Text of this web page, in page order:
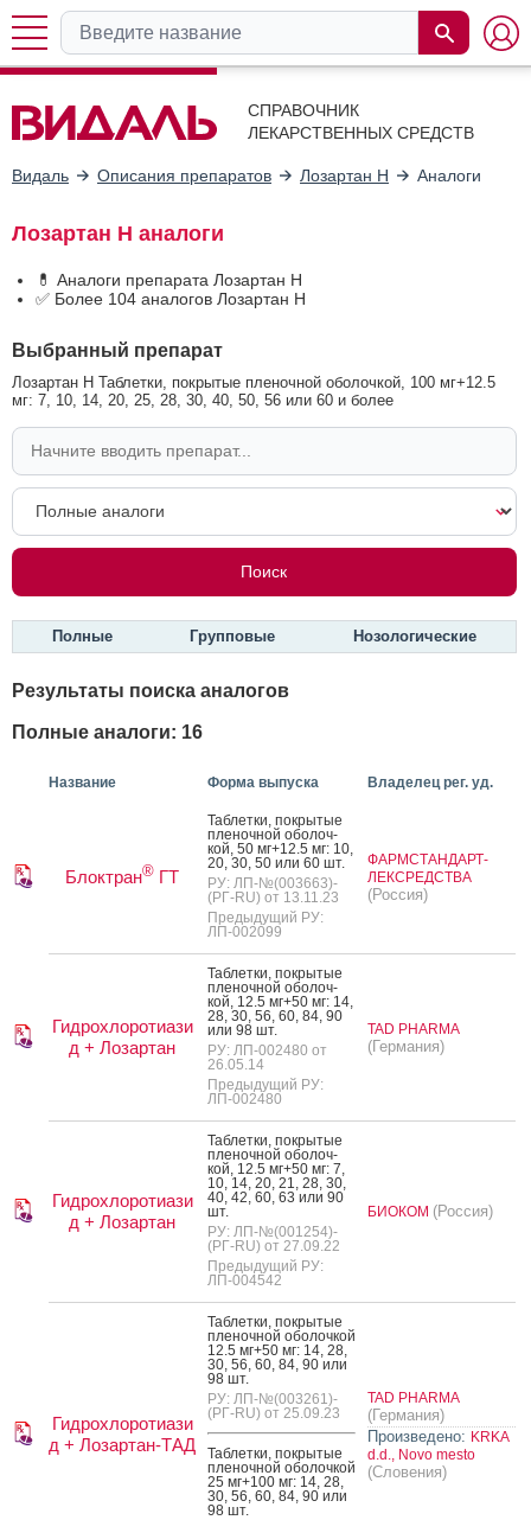
СПРАВОЧНИК
ЛЕКАРСТВЕННЫХ СРЕДСТВ
Видаль Описания препаратов Лозартан Н Аналоги
Лозартан Н аналоги
💊 Аналоги препарата Лозартан Н
✅ Более 104 аналогов Лозартан Н
Выбранный препарат
Лозартан Н Таблетки, покрытые пленочной оболочкой, 100 мг+12.5
мг: 7, 10, 14, 20, 25, 28, 30, 40, 50, 56 или 60 и более
Полные Групповые Нозологические
Результаты поиска аналогов
Полные аналоги: 16
Название Форма выпуска Владелец рег. уд.
Блоктран® ГТ
Таб­летки, пок­ры­тые
пле­ноч­ной обо­лоч­
кой, 50 мг+12.5 мг: 10,
20, 30, 50 или 60 шт.
РУ: ЛП-№(003663)-
(РГ-RU) от 13.11.23
Предыдущий РУ:
ЛП-002099
ФАРМСТАНДАРТ-
ЛЕКСРЕДСТВА
(Россия)
Гидрохлоротиази
д + Лозартан
Таб­летки, пок­ры­тые
пле­ноч­ной обо­лоч­
кой, 12.5 мг+50 мг: 14,
28, 30, 56, 60, 84, 90
или 98 шт.
РУ: ЛП-002480 от
26.05.14
Предыдущий РУ:
ЛП-002480
TAD PHARMA
(Германия)
Гидрохлоротиази
д + Лозартан
Таб­летки, пок­ры­тые
пле­ноч­ной обо­лоч­
кой, 12.5 мг+50 мг: 7,
10, 14, 20, 21, 28, 30,
40, 42, 60, 63 или 90
шт.
РУ: ЛП-№(001254)-
(РГ-RU) от 27.09.22
Предыдущий РУ:
ЛП-004542
БИОКОМ (Россия)
Гидрохлоротиази
д + Лозартан-ТАД
Таб­летки, пок­ры­тые
пле­ноч­ной обо­лоч­кой
12.5 мг+50 мг: 14, 28,
30, 56, 60, 84, 90 или
98 шт.
РУ: ЛП-№(003261)-
(РГ-RU) от 25.09.23
Таб­летки, пок­ры­тые
пле­ноч­ной обо­лоч­кой
25 мг+100 мг: 14, 28,
30, 56, 60, 84, 90 или
98 шт.
TAD PHARMA
(Германия)
Произведено: KRKA
d.d., Novo mesto
(Словения)